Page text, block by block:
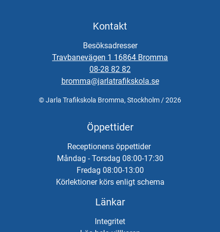
Kontakt
Besöksadresser
Travbanevägen 1 16864 Bromma
08-28 82 82
bromma@jarlatrafikskola.se
© Jarla Trafikskola Bromma, Stockholm / 2026
Öppettider
Receptionens öppettider
Måndag - Torsdag 08:00-17:30
Fredag 08:00-13:00
Körlektioner körs enligt schema
Länkar
Integritet